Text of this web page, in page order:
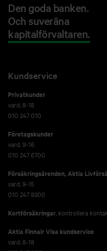
Den goda banken.
Och suveräna
kapitalförvaltaren.
Kundservice
Privatkunder
vard. 8-18
010 247 010
Företagskunder
vard. 9-16
010 247 6700
Försäkringsärenden,Aktia
vard. 9-15
010 247 8300
Kortförsäkringar , kontrollera
Aktia Finnair Visa kundservice
vard. 8-18